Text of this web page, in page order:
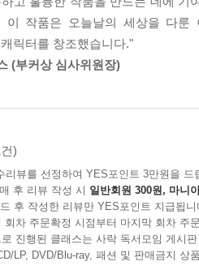
라면 거부할 수 없는 싸늘한 초대
대단한 서사는 멜로드라마적인
본편에 값하는 문학적 고전이
덕분이기도 하다.
이 작품은 오늘날의 세상을 다
릭터를 창조했습니다."
(부커상 심사위원장)
)
리뷰를 선정하여 YES포인트 3만원을 드
후 리뷰 작성 시 일반회원 300원, 마니
후 작성한 리뷰만 YES포인트 지급됩니
회차 주문확정 시점부터 마지막 회차 주
진행된 클래스는 사락 독서모임 게시
LP, DVD/Blu-ray, 패션 및 판매금지 상